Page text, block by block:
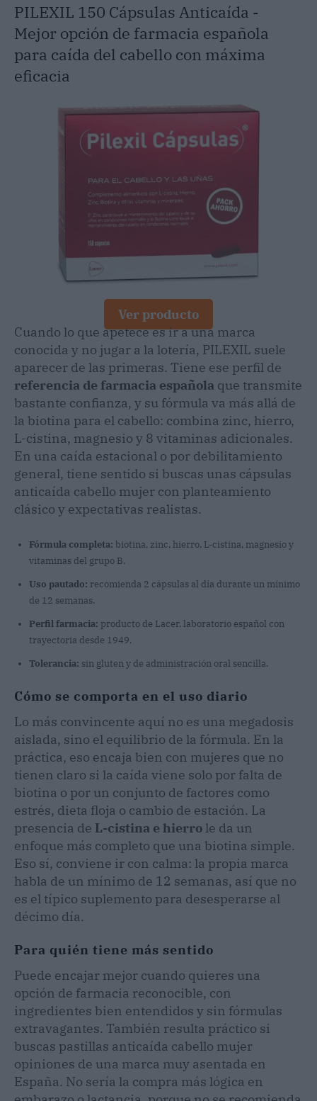
PILEXIL 150 Cápsulas Anticaída -
Mejor opción de farmacia española
para caída del cabello con máxima
eficacia
Ver producto
Cuando lo que apetece es ir a una marca
conocida y no jugar a la lotería, PILEXIL suele
aparecer de las primeras. Tiene ese perfil de
referencia de farmacia española que transmite
bastante confianza, y su fórmula va más allá de
la biotina para el cabello: combina zinc, hierro,
L-cistina, magnesio y 8 vitaminas adicionales.
En una caída estacional o por debilitamiento
general, tiene sentido si buscas unas cápsulas
anticaída cabello mujer con planteamiento
clásico y expectativas realistas.
Fórmula completa: biotina, zinc, hierro, L-cistina, magnesio y
vitaminas del grupo B.
Uso pautado: recomienda 2 cápsulas al día durante un mínimo
de 12 semanas.
Perfil farmacia: producto de Lacer, laboratorio español con
trayectoria desde 1949.
Tolerancia: sin gluten y de administración oral sencilla.
Cómo se comporta en el uso diario
Lo más convincente aquí no es una megadosis
aislada, sino el equilibrio de la fórmula. En la
práctica, eso encaja bien con mujeres que no
tienen claro si la caída viene solo por falta de
biotina o por un conjunto de factores como
estrés, dieta floja o cambio de estación. La
presencia de L-cistina e hierro le da un
enfoque más completo que una biotina simple.
Eso sí, conviene ir con calma: la propia marca
habla de un mínimo de 12 semanas, así que no
es el típico suplemento para desesperarse al
décimo día.
Para quién tiene más sentido
Puede encajar mejor cuando quieres una
opción de farmacia reconocible, con
ingredientes bien entendidos y sin fórmulas
extravagantes. También resulta práctico si
buscas pastillas anticaída cabello mujer
opiniones de una marca muy asentada en
España. No sería la compra más lógica en